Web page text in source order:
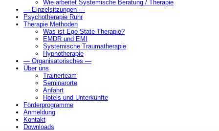
Wie arbeitet Systemische Beratung / Therapie
— Einzelsitzungen —
Psychotherapie Ruhr
Therapie Methoden
Was ist Ego-State-Therapie?
EMDR und EMI
Systemische Traumatherapie
Hypnotherapie
— Organisatorisches —
Über uns
Trainerteam
Seminarorte
Anfahrt
Hotels und Unterkünfte
Förderprogramme
Anmeldung
Kontakt
Downloads